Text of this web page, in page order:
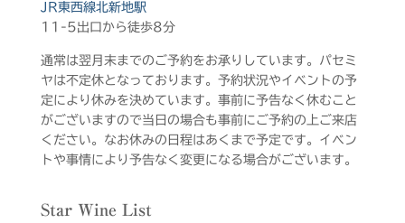
JR東西線北新地駅
11-5出口から徒歩8分
通常は翌月末までのご予約をお承りしています。パセミ
ヤは不定休となっております。予約状況やイベントの予
定により休みを決めています。事前に予告なく休むこと
がございますので当日の場合も事前にご予約の上ご来店
ください。なお休みの日程はあくまで予定です。イベン
トや事情により予告なく変更になる場合がございます。
Star Wine List